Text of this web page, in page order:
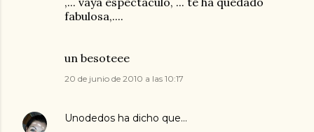
fabulosa,....
un besoteee
20 de junio de 2010 a las 10:17
Unodedos ha dicho que…